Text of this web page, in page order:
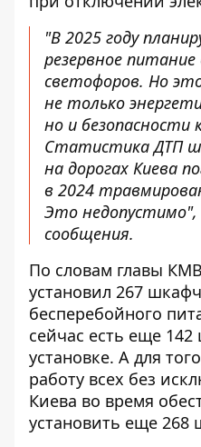
"В 2025 году
резервное
светофоров. Но
не только
но и безопасности
Статистика ДТП
на дорогах Киева
в 2024
Это
сообщения.
По словам главы
установил 267
бесперебойного
сейчас есть еще
установке. А для
работу всех без
Киева во время
установить еще 268